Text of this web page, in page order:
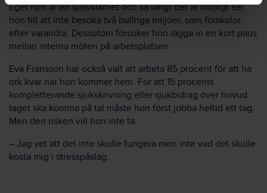
Eget rum är en självklarhet och så långt det är möjligt ser
hon till att inte besöka två bullriga miljöer, som förskolor,
efter varandra. Dessutom försöker hon lägga in en kort paus
mellan interna möten på arbetsplatsen.
Eva Fransson har också valt att arbeta 85 procent för att ha
ork kvar när hon kommer hem. För att 15 procents
kompletterande sjukskrivning eller sjukbidrag över huvud
taget ska komma på tal måste hon först jobba heltid ett tag.
Men den risken vill hon inte ta:
– Jag vet att det inte skulle fungera men inte vad det skulle
kosta mig i stresspåslag.